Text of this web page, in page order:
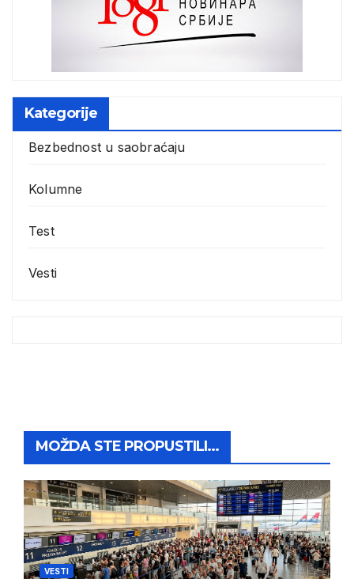
Kategorije
Bezbednost u saobraćaju
Kolumne
Test
Vesti
MOŽDA STE PROPUSTILI...
VESTI